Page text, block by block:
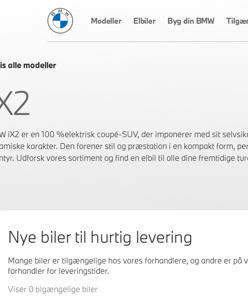
BMW Danmark
Modeller Elbiler Byg din BMW
alle modeller
iX2 er en 100 %elektrisk coupé-SUV, der imponerer med sit
karakter. Den forener stil og præstation i en kompakt form,
Udforsk vores sortiment og find en elbil til alle dine fremtidige
Nye biler til hurtig levering
Mange biler er tilgængelige hos vores forhandlere, og andre er på
forhandler for leveringstider.
Viser 0 tilgængelige biler